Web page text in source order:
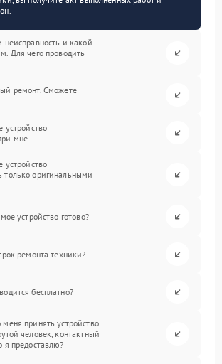
и какой
Для чего проводить
ремонт. Сможете
устройство
мне.
устройство
только оригинальными
устройство готово?
ремонта техники?
бесплатно?
принять устройство
человек, контактный
я предоставлю?